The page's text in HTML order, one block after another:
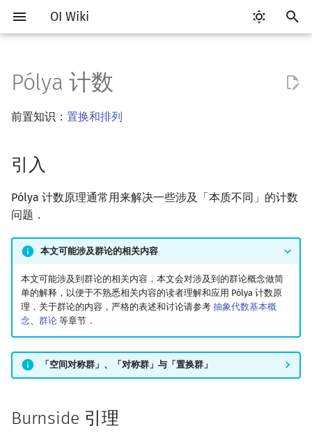
OI Wiki
开
搜
索
Getting Started
如何参与
OI Wiki 不是什么
数学符号表
F.A.Q.
镜像站列表
致谢
比赛相关简介
题型
学习路线
技巧
常见技巧
出题
工具软件简介
Atom
Notepad++
Kate
Dev-C++
CLion
评测工具
CCR Plus
命令行
编译器
WSL (Windows 10)
Special Judge
Testlib
Validator
Checker
语言基础简介
运算
高级数据类型
函数
文件操作
C++ 标准库
bitset
pair
C++ 进阶 重载运算符
常量
新版 C++ 特性
Lambda 表达式
pb_ds
Pascal 转 C++ 急救
Python 速成
Java 速成
Java 进阶
算法基础简介
枚举
模拟
贪心
排序
插入排序
基数排序
快速排序
归并排序
堆排序
前缀和 & 差分
二分
搜索部分简介
BFS（搜索）
双向搜索
A*
迭代加深搜索
IDA*
回溯法
动态规划部分简介
记忆化搜索
背包 DP
DAG 上的 DP
树形 DP
状压 DP
数位 DP
四边形不等式优化
WQS 二分
状态设计优化
字符串部分简介
标准库
字符串匹配
字典树 (Trie)
前缀函数与 KMP 算法
Boyer–Moore 算法
Z 函数（扩展 KMP）
数字系统简介
平衡三进制
格雷码
数论基础
素数
最大公约数
筛法
分解质因数
裴蜀定理 & 一次不定方程
费马小定理 & 欧拉定理
多项式与生成函数简介
快速傅里叶变换
快速数论变换
Chirp Z 变换
多项式牛顿迭代
多项式多点求值|快速插值
多项式初等函数
引入
Pólya 计数原理
带权重形式的推广
常见空间对称群
循环群
二面体群
对称群
线性代数简介
内积和外积
矩阵
行列式
线性空间
线性基
线性映射
线性规划基础
基本概念
环论
域论
基本概念
随机变量
随机变量的数字特征
博弈论简介
零和游戏
非公平组合游戏
插值
高斯消元
牛顿迭代法
数据结构部分简介
队列
链表
并查集
堆
左偏树
块状数据结构
树分块
单调栈
猫树
Kinetic Tournament Tree
WBLT
笛卡尔树
Size Balanced Tree
AVL 树
红黑树
可持久化平衡树
可持久化可并堆
树状数组套权值线段树
Top Tree
图论部分简介
图的存储
DFS（图论）
树上问题
树的重心
树链剖分
树上启发式合并
虚树
树分治
有向无环图
拓扑排序
最短路问题
同余最短路
圆方树
费用流
Stoer–Wagner 算法
一般图最大匹配
稳定匹配
计算几何部分简介
三维计算几何基础
距离
三角剖分
凸包
扫描线
旋转卡壳
杂项简介
双指针
离线算法 莫队算法
随机化
模拟退火
悬线法
有限状态自动机
计算理论基础
RMQ
括号序列
线段树与离线询问
Pólya 计数
前置知识： 置换和排列
引入
Pólya 计数原理通常用来解决一些涉及「本质不同」的计数
问题．
本文可能涉及群论的相关内容
本文可能涉及到群论的相关内容．本文会对涉及到的群论概念做简
单的解释，以便于不熟悉相关内容的读者理解和应用 Pólya 计数原
理．关于群论的内容，严格的表述和讨论请参考 抽象代数基本概
念、 群论等章节．
「空间对称群」、「对称群」与「置换群」
Burnside 引理